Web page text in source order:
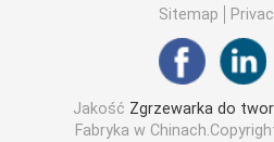
Maszyna do pakowania w
Maszyna pakująca typu
Sitemap
Jakość Zgrzewarka do
Fabryka w